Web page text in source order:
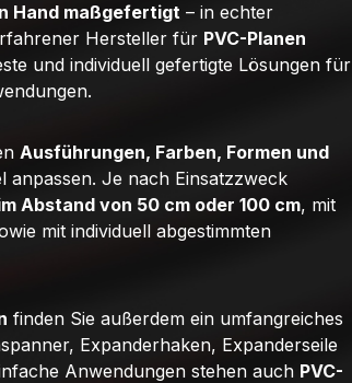
Hand maßgefertigt – in echter
Hersteller für PVC-Planen
und individuell gefertigte Lösungen für
Ausführungen, Farben, Formen und
anpassen. Je nach Einsatzzweck
Abstand von 50 cm oder 100 cm, mit
mit individuell abgestimmten
finden Sie außerdem ein umfangreiches
Expanderhaken, Expanderseile
Anwendungen stehen auch PVC-